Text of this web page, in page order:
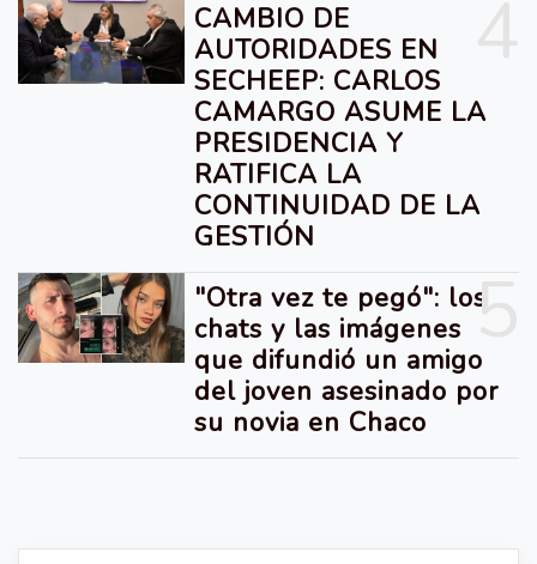
CAMBIO DE
AUTORIDADES EN
SECHEEP: CARLOS
CAMARGO ASUME LA
PRESIDENCIA Y
RATIFICA LA
CONTINUIDAD DE LA
GESTIÓN
5
"Otra vez te pegó": los
chats y las imágenes
que difundió un amigo
del joven asesinado por
su novia en Chaco